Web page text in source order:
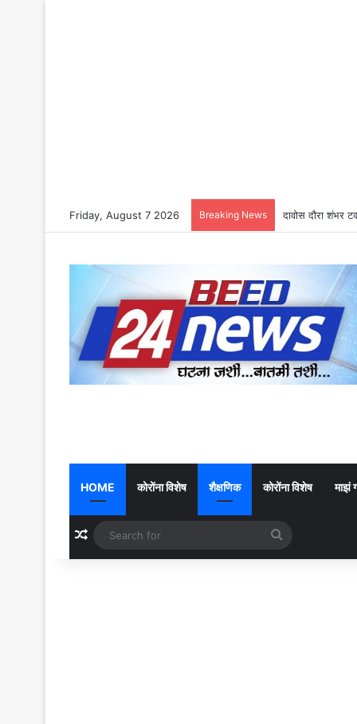
Friday, August 7 2026 Breaking News दावोस दौरा शंभर
HOME कोरोंना विशेष शैक्षणिक कोरोंना विशेष माझं
Random Article
for